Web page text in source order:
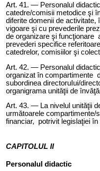
Art. 41. — Personalul
catedre/comisii metodice şi
diferite domenii de
vigoare şi cu prevederile
de organizare şi funcţionare
prevederi specifice
catedrelor, comisiilor şi
Art. 42. — Personalul
organizat în compartimente
subordinea directoruIui/
organigrama unităţii de
Art. 43. — La nivelul unităţii
următoarele
financiar, potrivit legislaţiei în
CAPITOLUL II
Personalul didactic